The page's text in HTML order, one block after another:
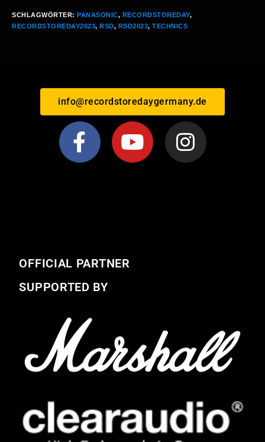
SCHLAGWÖRTER: PANASONIC, RECORDSTOREDAY,
RECORDSTOREDAY2023, RSD, RSD2023, TECHNICS
info@recordstoredaygermany.de
OFFICIAL PARTNER
SUPPORTED BY